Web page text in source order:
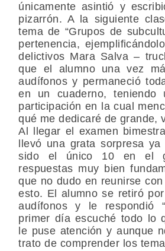
únicamente asintió y
pizarrón. A la siguiente
tema de “Grupos de
pertenencia,
delictivos Mara Salva –
que el alumno una vez
audífonos y permaneció
en un cuaderno, teniendo
participación en la cual
qué me dedicaré de grande,
Al llegar el examen
llevó una grata sorpresa
sido el único 10 en el
respuestas muy bien
que no dudo en reunirse
esto. El alumno se retiró
audífonos y le respondió
primer día escuché todo lo
le puse atención y aunque
trato de comprender los